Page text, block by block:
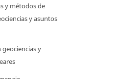
y métodos de
y asuntos
geociencias y